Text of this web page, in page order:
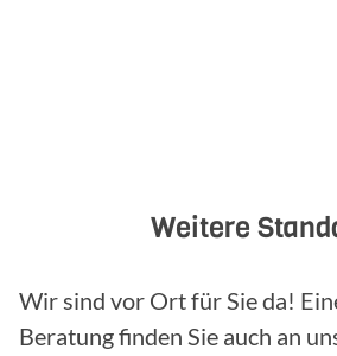
Weitere
Wir sind vor Ort für Sie da!
Beratung finden Sie auch an